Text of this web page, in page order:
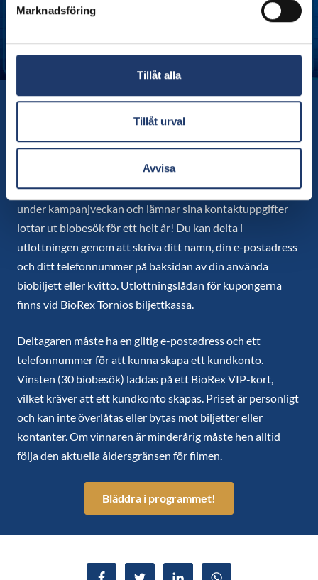
Marknadsföring
Tillåt alla
Tillåt urval
Avvisa
Vinn biobesök för ett helt år!
Nu eller aldrig är det dags att gå på bio under
kampanjveckan, eftersom vi bland alla som besöker bion
under kampanjveckan och lämnar sina kontaktuppgifter
lottar ut biobesök för ett helt år! Du kan delta i
utlottningen genom att skriva ditt namn, din e-postadress
och ditt telefonnummer på baksidan av din använda
biobiljett eller kvitto. Utlottningslådan för kupongerna
finns vid BioRex Tornios biljettkassa.
Deltagaren måste ha en giltig e-postadress och ett
telefonnummer för att kunna skapa ett kundkonto.
Vinsten (30 biobesök) laddas på ett BioRex VIP-kort,
vilket kräver att ett kundkonto skapas. Priset är personligt
och kan inte överlåtas eller bytas mot biljetter eller
kontanter. Om vinnaren är minderårig måste hen alltid
följa den aktuella åldersgränsen för filmen.
Bläddra i programmet!
Dela på FacebookDela i Twitter Dela i LinkedIn